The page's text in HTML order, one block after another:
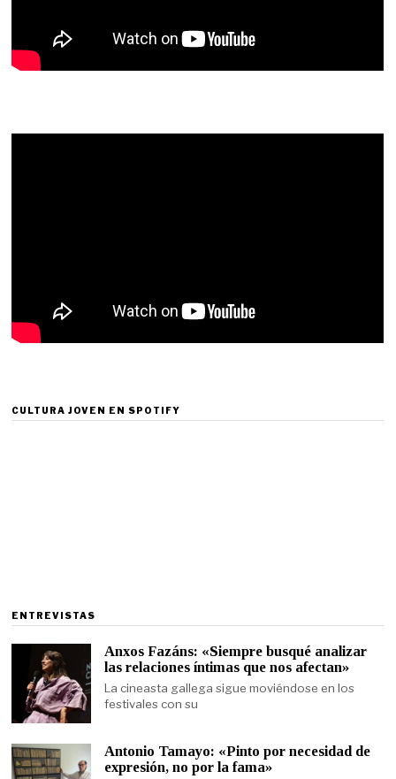
CULTURA JOVEN EN SPOTIFY
ENTREVISTAS
Anxos Fazáns: «Siempre busqué analizar
las relaciones íntimas que nos afectan»
La cineasta gallega sigue moviéndose en los
festivales con su
Antonio Tamayo: «Pinto por necesidad de
expresión, no por la fama»